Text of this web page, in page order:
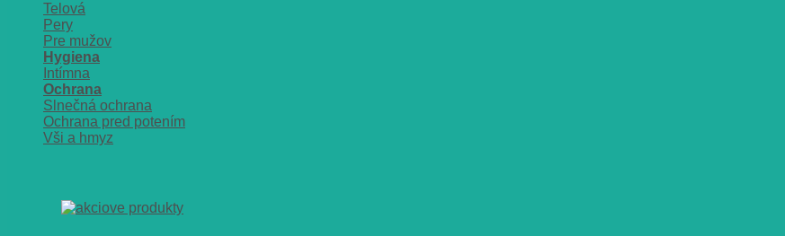
Telová
Pery
Pre mužov
Hygiena
Intímna
Ochrana
Slnečná ochrana
Ochrana pred potením
Vši a hmyz